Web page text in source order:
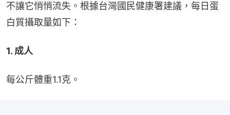
不讓它悄悄流失。根據台灣國民健康署建議，每日蛋
白質攝取量如下：
1. 成人
每公斤體重1.1克。